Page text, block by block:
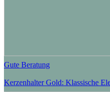
Gute Beratung
Kerzenhalter Gold: Klassische